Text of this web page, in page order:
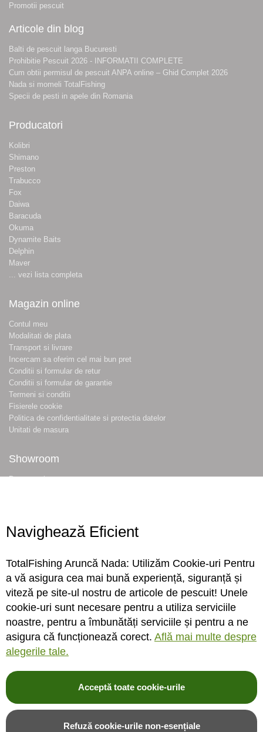
Promotii pescuit
Articole din blog
Balti de pescuit langa Bucuresti
Prohibitie Pescuit 2026 - INFORMATII COMPLETE
Cum obtii permisul de pescuit ANPA online – Ghid Complet 2026
Nada si momeli TotalFishing
Specii de pesti in apele din Romania
Producatori
Kolibri
Shimano
Preston
Trabucco
Fox
Daiwa
Baracuda
Okuma
Dynamite Baits
Delphin
Maver
... vezi lista completa
Magazin online
Contul meu
Modalitati de plata
Transport si livrare
Incercam sa oferim cel mai bun pret
Conditii si formular de retur
Conditii si formular de garantie
Termeni si conditii
Fisierele cookie
Politica de confidentialitate si protectia datelor
Unitati de masura
Showroom
Despre noi
Conecteaza-te
Sa ne cunoastem mai bine. Vino alaturi de noi pe reteaua ta preferata. Te
asteptam cu stiri, surprize, concursuri, premii ...
© 2004-2026 TotalFishing SRL. Toate drepturile rezervate. Citititermeni si
fisiere cookie ,politica de confidentialitate si protectia datelor
Navighează Eficient
TotalFishing Aruncă Nada: Utilizăm Cookie-uri Pentru
a vă asigura cea mai bună experiență, siguranță și
viteză pe site-ul nostru de articole de pescuit! Unele
cookie-uri sunt necesare pentru a utiliza serviciile
noastre, pentru a îmbunătăți serviciile și pentru a ne
asigura că funcționează corect. Află mai multe despre
alegerile tale.
Acceptă toate cookie-urile
Refuză cookie-urile non-esențiale